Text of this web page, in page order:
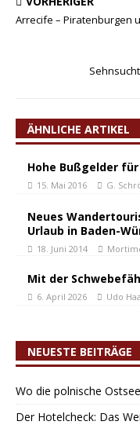
Arrecife – Piratenburgen
ÄHNLICHE ARTIKEL
Hohe Bußgelder
15. Mai 2016 G.
Neues
Urlaub in Baden-
18. Juni 2014
Mit der
6. April 2026 Udo
NEUESTE BEITRÄGE
Wo die polnische
Der Hotelcheck: Das